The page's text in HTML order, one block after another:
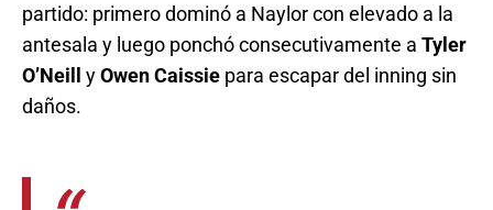
partido: primero dominó a Naylor con elevado a la
antesala y luego ponchó consecutivamente a Tyler
O’Neill yOwen Caissie para escapar del inning sin
daños.